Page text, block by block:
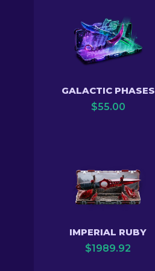
GALACTIC PHASES
$55.00
IMPERIAL RUBY
$1989.92